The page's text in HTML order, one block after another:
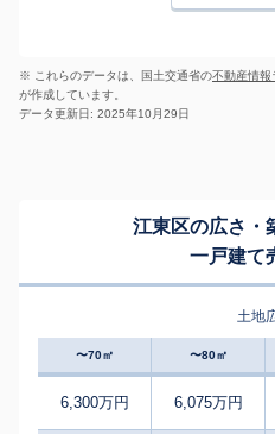
※ これらのデータは、国土交通省の不動産情報
が作成しています。
データ更新日: 2025年10月29日
江東区の広さ・
一戸建て
土地
〜70㎡ 〜80㎡
6,300万円 6,075万円